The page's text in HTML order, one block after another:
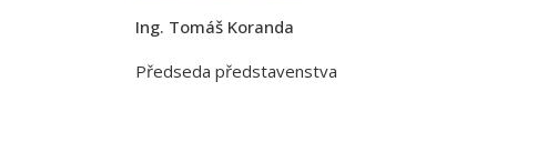
Ing. Tomáš Koranda
Předseda představenstva